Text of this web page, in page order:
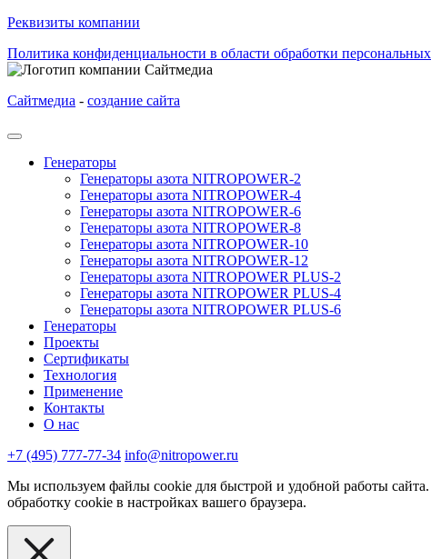
Реквизиты компании
Политика конфиденциальности в области обработки
Сайтмедиа - создание сайта
Генераторы
Генераторы азота NITROPOWER-2
Генераторы азота NITROPOWER-4
Генераторы азота NITROPOWER-6
Генераторы азота NITROPOWER-8
Генераторы азота NITROPOWER-10
Генераторы азота NITROPOWER-12
Генераторы азота NITROPOWER PLUS-2
Генераторы азота NITROPOWER PLUS-4
Генераторы азота NITROPOWER PLUS-6
Генераторы
Проекты
Сертификаты
Технология
Применение
Контакты
О нас
+7 (495) 777-77-34 info@nitropower.ru
Мы используем файлы cookie для быстрой и удобной работы
обработку cookie в настройках вашего браузера.